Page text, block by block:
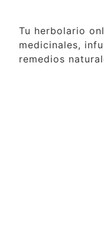
Tu herbolario
medicinales,
remedios